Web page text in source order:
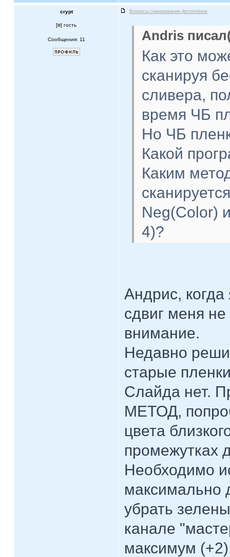
crypt Вопросы сканирования фотоплёнок
[ ] гость
Сообщения: 11 Andris
Как это
сканируя
сливера,
время ЧБ
Но ЧБ
Какой
Каким
Neg(Color)
4)?
Андрис,
сдвиг меня
внимание.
Недавно
старые
Слайда нет.
МЕТОД,
цвета
промежутках
Необходимо
максимально
убрать
канале
максимум